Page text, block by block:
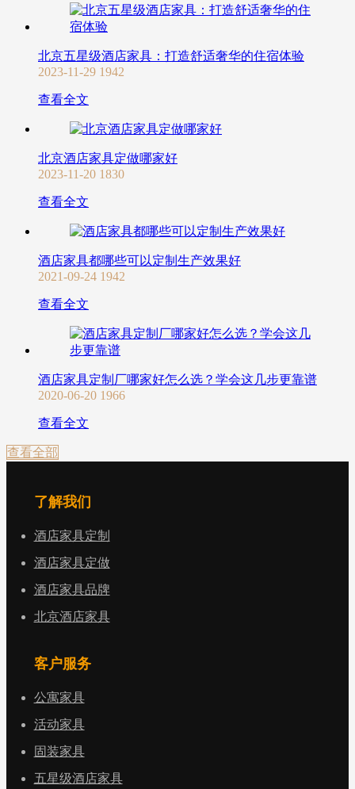
北京五星级酒店家具：打造舒适奢华的住宿体验
2023-11-29 1942
查看全文
北京酒店家具定做哪家好
2023-11-20 1830
查看全文
酒店家具都哪些可以定制生产效果好
2021-09-24 1942
查看全文
酒店家具定制厂哪家好怎么选？学会这几步更靠谱
2020-06-20 1966
查看全文
查看全部
了解我们
酒店家具定制
酒店家具定做
酒店家具品牌
北京酒店家具
客户服务
公寓家具
活动家具
固装家具
五星级酒店家具